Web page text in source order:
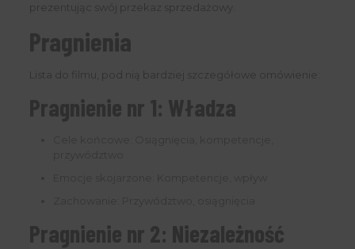
prezentując swój przekaz sprzedażowy.
Pragnienia
Lista do filmu, pod nią bardziej szczegółowe omówienie:
Pragnienie nr 1: Władza
Pragnienie nr 2: Niezależność